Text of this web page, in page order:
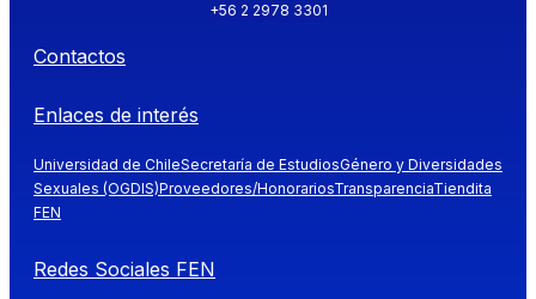
+56 2 2978 3301
Contactos
Enlaces de interés
Universidad de ChileSecretaría de EstudiosGénero y Diversidades
Sexuales (OGDIS)Proveedores/HonorariosTransparenciaTiendita
FEN
Redes Sociales FEN